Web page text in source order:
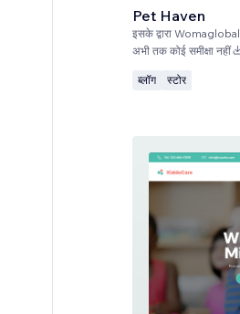
Pet Haven
इसके द्वारा Womaglobal
अभी तक कोई समीक्षा नहीं
ब्लॉग स्टोर